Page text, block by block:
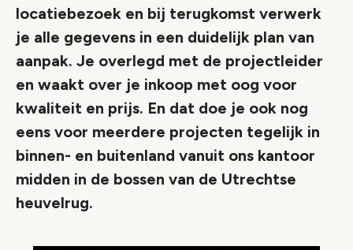
locatiebezoek en bij terugkomst verwerk
je alle gegevens in een duidelijk plan van
aanpak. Je overlegd met de projectleider
en waakt over je inkoop met oog voor
kwaliteit en prijs. En dat doe je ook nog
eens voor meerdere projecten tegelijk in
binnen- en buitenland vanuit ons kantoor
midden in de bossen van de Utrechtse
heuvelrug.